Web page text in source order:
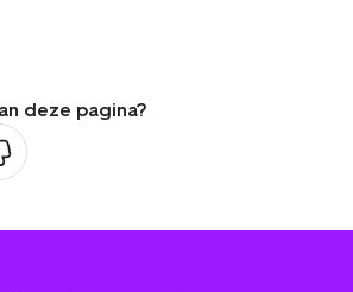
deze pagina?